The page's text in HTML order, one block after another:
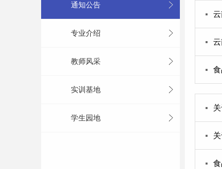
通知公告
专业介绍
教师风采
实训基地
学生园地
▪
▪
▪
▪
▪
▪